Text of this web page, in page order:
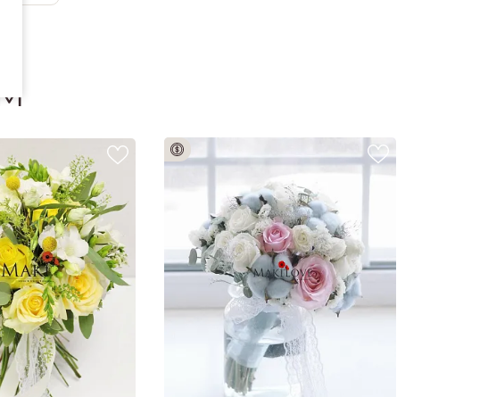
Предоплата 100%